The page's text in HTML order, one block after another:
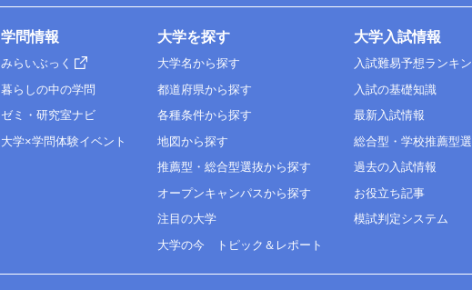
学問情報
みらいぶっく
暮らしの中の学問
ゼミ・研究室ナビ
大学×学問体験イベント
大学を探す
大学名から探す
都道府県から探す
各種条件から探す
地図から探す
推薦型・総合型選抜から探す
オープンキャンパスから探す
注目の大学
大学の今 トピック＆レポート
大学入試情報
入試難易予想ランキ
入試の基礎知識
最新入試情報
総合型・学校推薦型
過去の入試情報
お役立ち記事
模試判定システム